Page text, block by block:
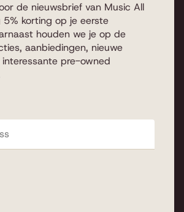
de nieuwsbrief van Music All
5% korting op je eerste
houden we je op de
aanbiedingen, nieuwe
pre-owned